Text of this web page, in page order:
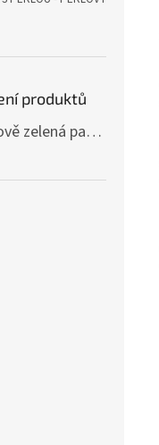
produktů
Dámská smaragdově zelená pašmína P81 / Dámská smaragdově zelená šála
z 5 hvězdiček.